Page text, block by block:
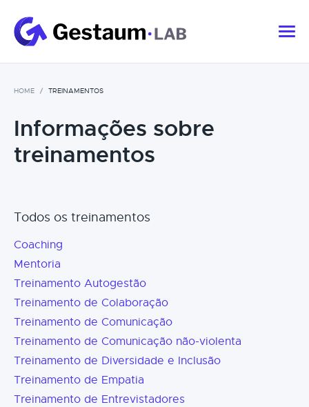
HOME TREINAMENTOS
Informações sobre
treinamentos
Todos os treinamentos
Coaching
Mentoria
Treinamento Autogestão
Treinamento de Colaboração
Treinamento de Comunicação
Treinamento de Comunicação não-violenta
Treinamento de Diversidade e Inclusão
Treinamento de Empatia
Treinamento de Entrevistadores